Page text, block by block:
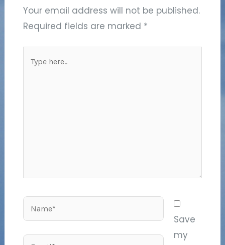
Your email address will not be published.
Required fields are marked *
here..
Name*
Email*
Save
my